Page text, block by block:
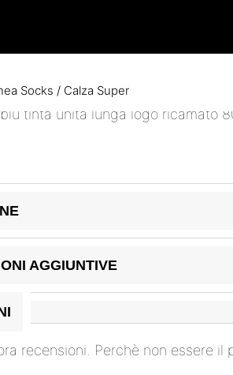
Socks / Calza Super
AGGIUNTIVE
recensioni. Perchè non essere il